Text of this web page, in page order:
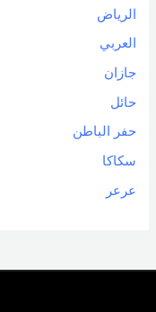
الرياض
العربي
جازان
حائل
حفر الباطن
سكاكا
عرعر